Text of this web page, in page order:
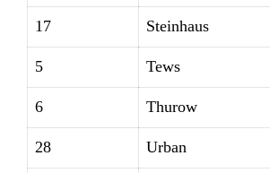
17 Steinhaus
5 Tews
6 Thurow
28 Urban